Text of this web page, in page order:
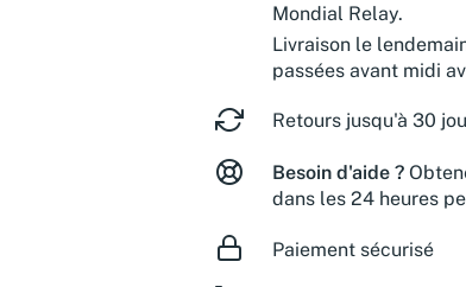
Mondial Relay.
Livraison le
passées avant midi
Retours jusqu'à 30
Besoin d'aide ?
dans les 24 heures
Paiement sécurisé